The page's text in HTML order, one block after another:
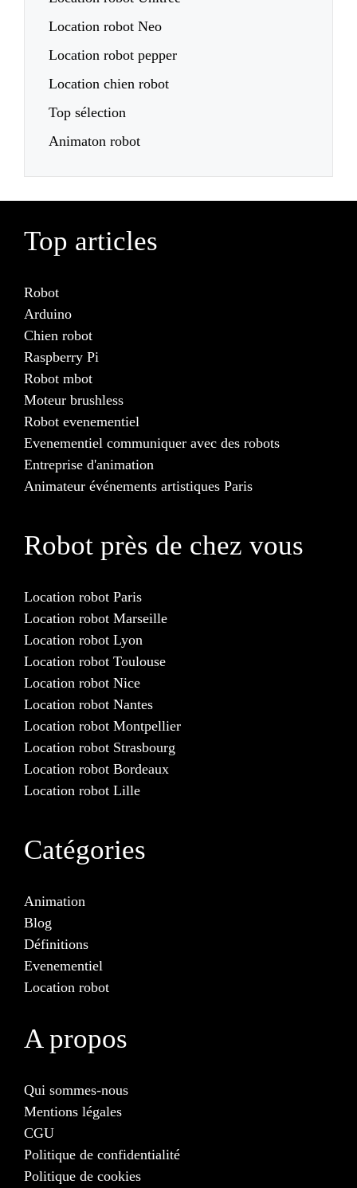
Location robot Neo
Location robot pepper
Location chien robot
Top sélection
Animaton robot
Top articles
Robot
Arduino
Chien robot
Raspberry Pi
Robot mbot
Moteur brushless
Robot evenementiel
Evenementiel communiquer avec des robots
Entreprise d'animation
Animateur événements artistiques Paris
Robot près de chez vous
Location robot Paris
Location robot Marseille
Location robot Lyon
Location robot Toulouse
Location robot Nice
Location robot Nantes
Location robot Montpellier
Location robot Strasbourg
Location robot Bordeaux
Location robot Lille
Catégories
Animation
Blog
Définitions
Evenementiel
Location robot
A propos
Qui sommes-nous
Mentions légales
CGU
Politique de confidentialité
Politique de cookies